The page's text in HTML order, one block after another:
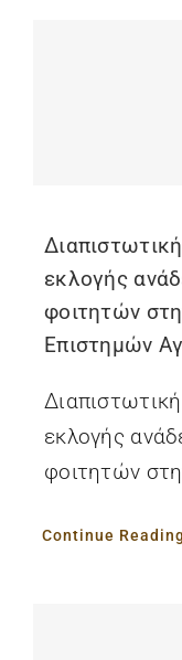
εκλογής
φοιτητών
Επιστημών
εκλογής
φοιτητών
Continue Reading